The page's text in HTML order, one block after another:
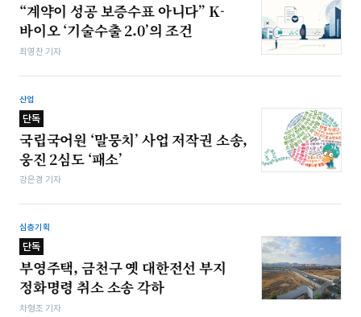
“계약이 성공 보증수표 아니다” K-
바이오 ‘기술수출 2.0’의 조건
최영찬 기자
산업
단독
국립국어원 ‘말뭉치’ 사업 저작권 소송,
웅진 2심도 ‘패소’
강은경 기자
심층기획
단독
부영주택, 금천구 옛 대한전선 부지
정화명령 취소 소송 각하
차형조 기자